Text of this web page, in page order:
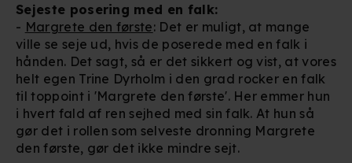
Når vi anvender cookies, behandler vi kortvarigt din IP-
adresse. IP-adressen kan blive delt med vores
partnere.
Du kan læse mere om vores brug af cookies og
behandling af dine personoplysninger i både vores
privatlivspolitikogcookiepolitik .
Sejeste posering med en falk:
- Margrete den første: Det er muligt, at mange
ville se seje ud, hvis de poserede med en falk i
hånden. Det sagt, så er det sikkert og vist, at vores
helt egen Trine Dyrholm i den grad rocker en falk
til toppoint i 'Margrete den første'. Her emmer hun
i hvert fald af ren sejhed med sin falk. At hun så
gør det i rollen som selveste dronning Margrete
den første, gør det ikke mindre sejt.